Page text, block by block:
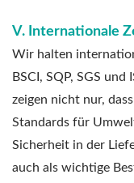
V. Internationale
Wir halten
BSCI, SQP, SGS
zeigen nicht nur,
Standards für
Sicherheit in der
auch als wichtige